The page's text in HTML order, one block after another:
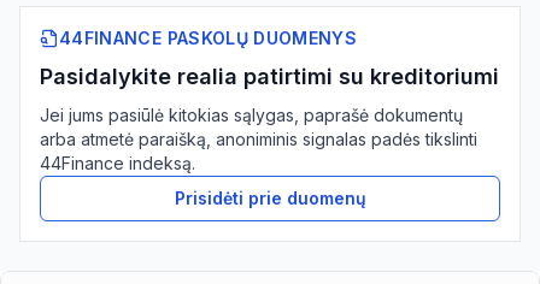
44FINANCE PASKOLŲ DUOMENYS
Pasidalykite realia patirtimi su kreditoriumi
Jei jums pasiūlė kitokias sąlygas, paprašė dokumentų
arba atmetė paraišką, anoniminis signalas padės tikslinti
44Finance indeksą.
Prisidėti prie duomenų